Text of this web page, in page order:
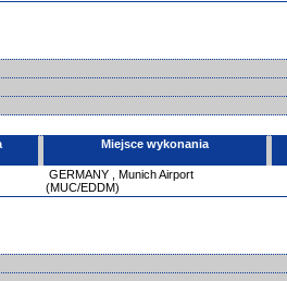
Miejsce wykonania
GERMANY
Munich Airport
(MUC/EDDM)